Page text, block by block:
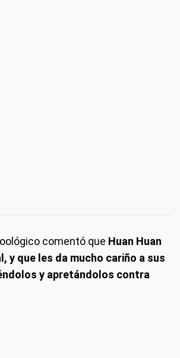
comentó que Huan Huan
y que les da mucho cariño a sus
y apretándolos contra